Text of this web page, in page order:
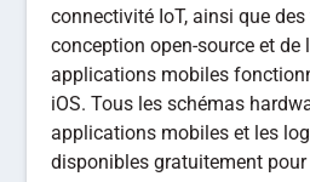
connectivité IoT, ainsi que
conception open-source et de
applications mobiles
iOS. Tous les schémas
applications mobiles et les
disponibles gratuitement pour